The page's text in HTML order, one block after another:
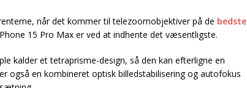
når det kommer til telezoomobjektiver på de bedste
15 Pro Max er ved at indhente det væsentligste.
kalder et tetraprisme-design, så den kan efterligne en
også en kombineret optisk billedstabilisering og autofokus